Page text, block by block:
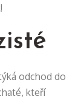
odchod do
kteří